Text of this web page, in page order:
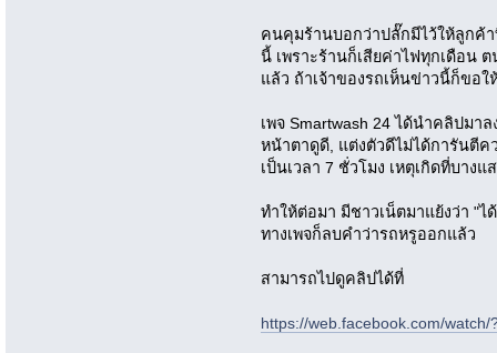
คนคุมร้านบอกว่าปลั๊กมีไว้ให้ลูกค้
นี้ เพราะร้านก็เสียค่าไฟทุกเดือน
แล้ว ถ้าเจ้าของรถเห็นข่าวนี้ก็ขอ
เพจ Smartwash 24 ได้นำคลิปม
หน้าตาดูดี, แต่งตัวดีไม่ได้การันตี
เป็นเวลา 7 ชั่วโมง เหตุเกิดที่บางแ
ทำให้ต่อมา มีชาวเน็ตมาแย้งว่า "
ทางเพจก็ลบคำว่ารถหรูออกแล้ว
สามารถไปดูคลิปได้ที่
https://web.facebook.com/